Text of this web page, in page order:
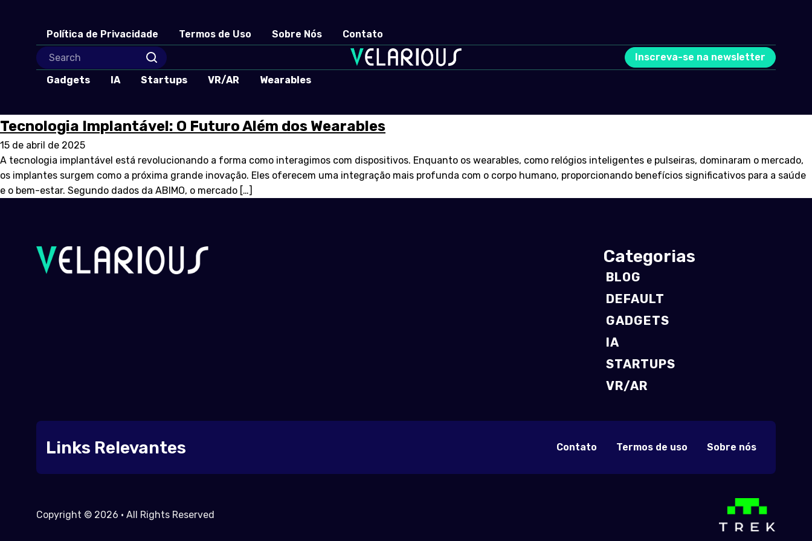
Política de Privacidade Termos de Uso Sobre Nós
Contato
Inscreva-se na newsletter
Gadgets
IA Startups VR/AR Wearables
Tecnologia Implantável: O Futuro Além dos Wearables
15 de abril de 2025
A tecnologia implantável está revolucionando a forma como interagimos com dispositivos. Enquanto os wearables, como relógios inteligentes e pulseiras, dominaram o mercado,
os implantes surgem como a próxima grande inovação. Eles oferecem uma integração mais profunda com o corpo humano, proporcionando benefícios significativos para a saúde
e o bem-estar. Segundo dados da ABIMO, o mercado […]
Categorias
BLOG
DEFAULT
GADGETS
IA
STARTUPS
VR/AR
Links Relevantes Contato Termos de uso Sobre nós
Copyright © 2026 • All Rights Reserved